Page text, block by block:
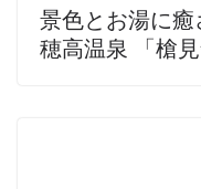
景色とお湯に
穂高温泉 「槍